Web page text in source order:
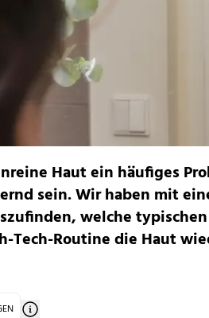
Haut ein häufiges
sein. Wir haben mit
welche
Routine die Haut